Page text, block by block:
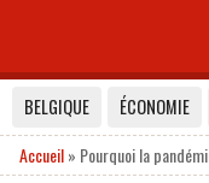
BELGIQUE ÉCONOMIE
Accueil» Pourquoi la